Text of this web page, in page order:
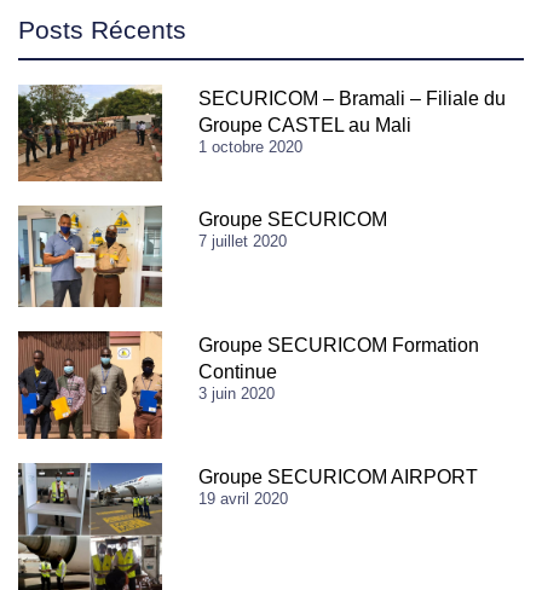
Posts Récents
SECURICOM – Bramali – Filiale du
Groupe CASTEL au Mali
1 octobre 2020
Groupe SECURICOM
7 juillet 2020
Groupe SECURICOM Formation
Continue
3 juin 2020
Groupe SECURICOM AIRPORT
19 avril 2020